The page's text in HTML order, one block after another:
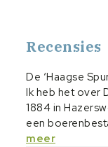
Recensies
De ‘Haagse
Ik heb het over
1884 in
een
meer